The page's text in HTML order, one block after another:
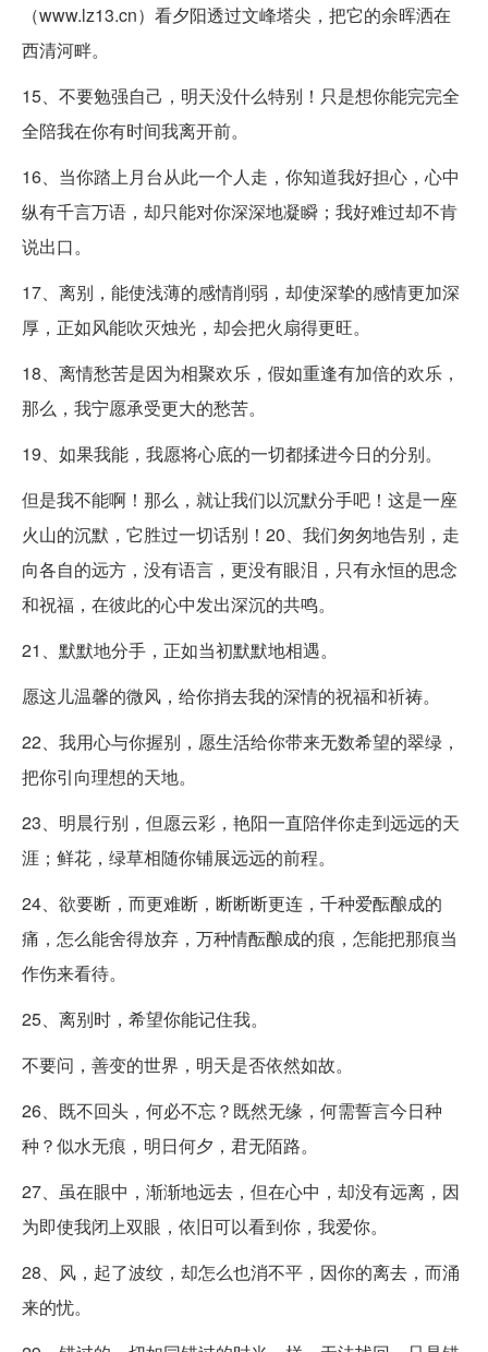
（www.lz13.cn）看夕阳透过文峰塔尖，把它的余晖洒在
西清河畔。
15、不要勉强自己，明天没什么特别！只是想你能完完全
全陪我在你有时间我离开前。
16、当你踏上月台从此一个人走，你知道我好担心，心中
纵有千言万语，却只能对你深深地凝瞬；我好难过却不肯
说出口。
17、离别，能使浅薄的感情削弱，却使深挚的感情更加深
厚，正如风能吹灭烛光，却会把火扇得更旺。
18、离情愁苦是因为相聚欢乐，假如重逢有加倍的欢乐，
那么，我宁愿承受更大的愁苦。
19、如果我能，我愿将心底的一切都揉进今日的分别。
但是我不能啊！那么，就让我们以沉默分手吧！这是一座
火山的沉默，它胜过一切话别！20、我们匆匆地告别，走
向各自的远方，没有语言，更没有眼泪，只有永恒的思念
和祝福，在彼此的心中发出深沉的共鸣。
21、默默地分手，正如当初默默地相遇。
愿这儿温馨的微风，给你捎去我的深情的祝福和祈祷。
22、我用心与你握别，愿生活给你带来无数希望的翠绿，
把你引向理想的天地。
23、明晨行别，但愿云彩，艳阳一直陪伴你走到远远的天
涯；鲜花，绿草相随你铺展远远的前程。
24、欲要断，而更难断，断断断更连，千种爱酝酿成的
痛，怎么能舍得放弃，万种情酝酿成的痕，怎能把那痕当
作伤来看待。
25、离别时，希望你能记住我。
不要问，善变的世界，明天是否依然如故。
26、既不回头，何必不忘？既然无缘，何需誓言今日种
种？似水无痕，明日何夕，君无陌路。
27、虽在眼中，渐渐地远去，但在心中，却没有远离，因
为即使我闭上双眼，依旧可以看到你，我爱你。
28、风，起了波纹，却怎么也消不平，因你的离去，而涌
来的忧。